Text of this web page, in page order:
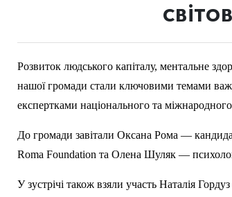
Розвиток людського капіталу, ментальне
нашої громади стали ключовими темами
експертками національного та міжнародного
До громади завітали Оксана Рома —
Roma Foundation та Олена Шуляк —
У зустрічі також взяли участь Наталія